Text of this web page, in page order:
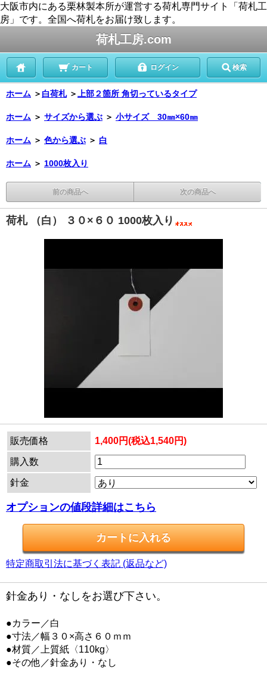
大阪市内にある栗林製本所が運営する荷札専門サイト「荷札工
房」です。全国へ荷札をお届け致します。
荷札工房.com
カート ログイン 検索
ホーム ＞ 白荷札 ＞ 上部２箇所 角切っているタイプ
ホーム ＞ サイズから選ぶ ＞ 小サイズ 30㎜×60㎜
ホーム ＞ 色から選ぶ ＞ 白
ホーム ＞ 1000枚入り
前の商品へ 次の商品へ
荷札 （白） ３０×６０ 1000枚入り
販売価格 1,400円(税込1,540円)
購入数
針金
オプションの値段詳細はこちら
特定商取引法に基づく表記 (返品など)
針金あり・なしをお選び下さい。
●カラー／白
●寸法／幅３０×高さ６０ｍｍ
●材質／上質紙〈110kg〉
●その他／針金あり・なし